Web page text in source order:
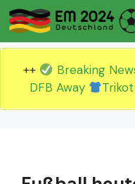
Zum
Inhalt
springen
++
Breaking
DFB Away